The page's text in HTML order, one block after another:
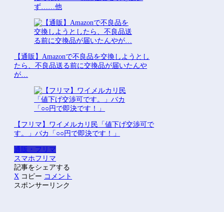
ず……他
【通販】Amazonで不良品を交換しようとし
たら、不良品送る前に交換品が届いたんや
が…
【フリマ】ワイメルカリ民「値下げ交渉可で
す。」バカ「○○円で即決です！」
通販・フリマ
スマホフリマ
記事をシェアする
X コピー コメント
スポンサーリンク